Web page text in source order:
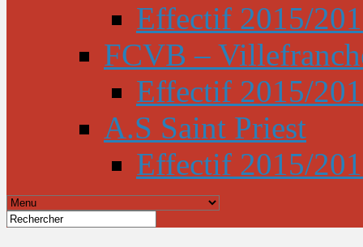
Effectif 2015/
FCVB –
Effectif 2015/
A.S Saint Priest
Effectif 2015/